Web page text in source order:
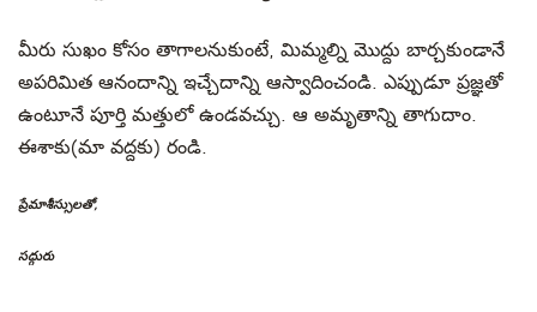
మీరు సుఖం కోసం తాగాలనుకుంటే, మిమ్మల్ని మొద్దు బార్చకుండానే
అపరిమిత ఆనందాన్ని ఇచ్చేదాన్ని ఆస్వాదించండి. ఎప్పుడూ ప్రజ్ఞతో
ఉంటూనే పూర్తి మత్తులో ఉండవచ్చు. ఆ అమృతాన్ని తాగుదాం.
ఈశాకు(మా వద్దకు) రండి.
ప్రేమాశీస్సులతో,
సద్గురు